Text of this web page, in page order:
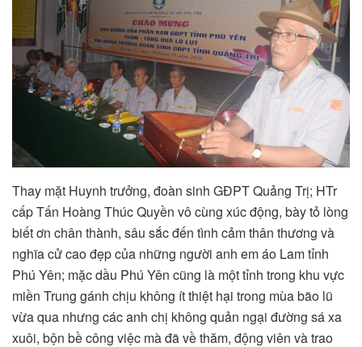
Thay mặt Huynh trưởng, đoàn sinh GĐPT Quảng Trị; HTr
cấp Tấn Hoàng Thúc Quyền vô cùng xúc động, bày tỏ lòng
biết ơn chân thành, sâu sắc đến tình cảm thân thương và
nghĩa cử cao đẹp của những người anh em áo Lam tỉnh
Phú Yên; mặc dầu Phú Yên cũng là một tỉnh trong khu vực
miền Trung gánh chịu không ít thiệt hại trong mùa bão lũ
vừa qua nhưng các anh chị không quản ngại đường sá xa
xuôi, bộn bề công việc mà đã về thăm, động viên và trao